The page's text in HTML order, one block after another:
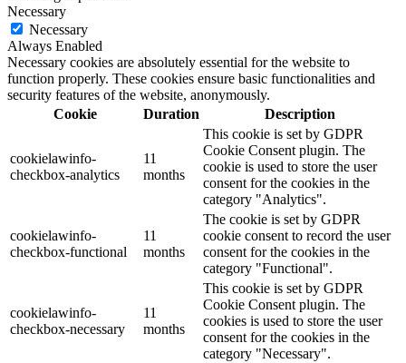
Necessary
Necessary
Always Enabled
Necessary cookies are absolutely essential for the website to
function properly. These cookies ensure basic functionalities and
security features of the website, anonymously.
Cookie
Duration Description
cookielawinfo-
checkbox-analytics
11
months
This cookie is set by GDPR
Cookie Consent plugin. The
cookie is used to store the user
consent for the cookies in the
category "Analytics".
cookielawinfo-
checkbox-functional
11
months
The cookie is set by GDPR
cookie consent to record the user
consent for the cookies in the
category "Functional".
cookielawinfo-
checkbox-necessary
11
months
This cookie is set by GDPR
Cookie Consent plugin. The
cookies is used to store the user
consent for the cookies in the
category "Necessary".